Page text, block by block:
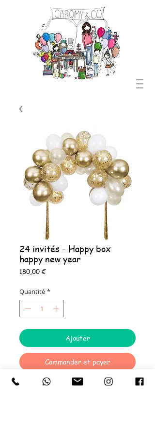
24 invités - Happy box
happy new year
180,00 €Prix
Quantité *
Ajouter
Commander et payer